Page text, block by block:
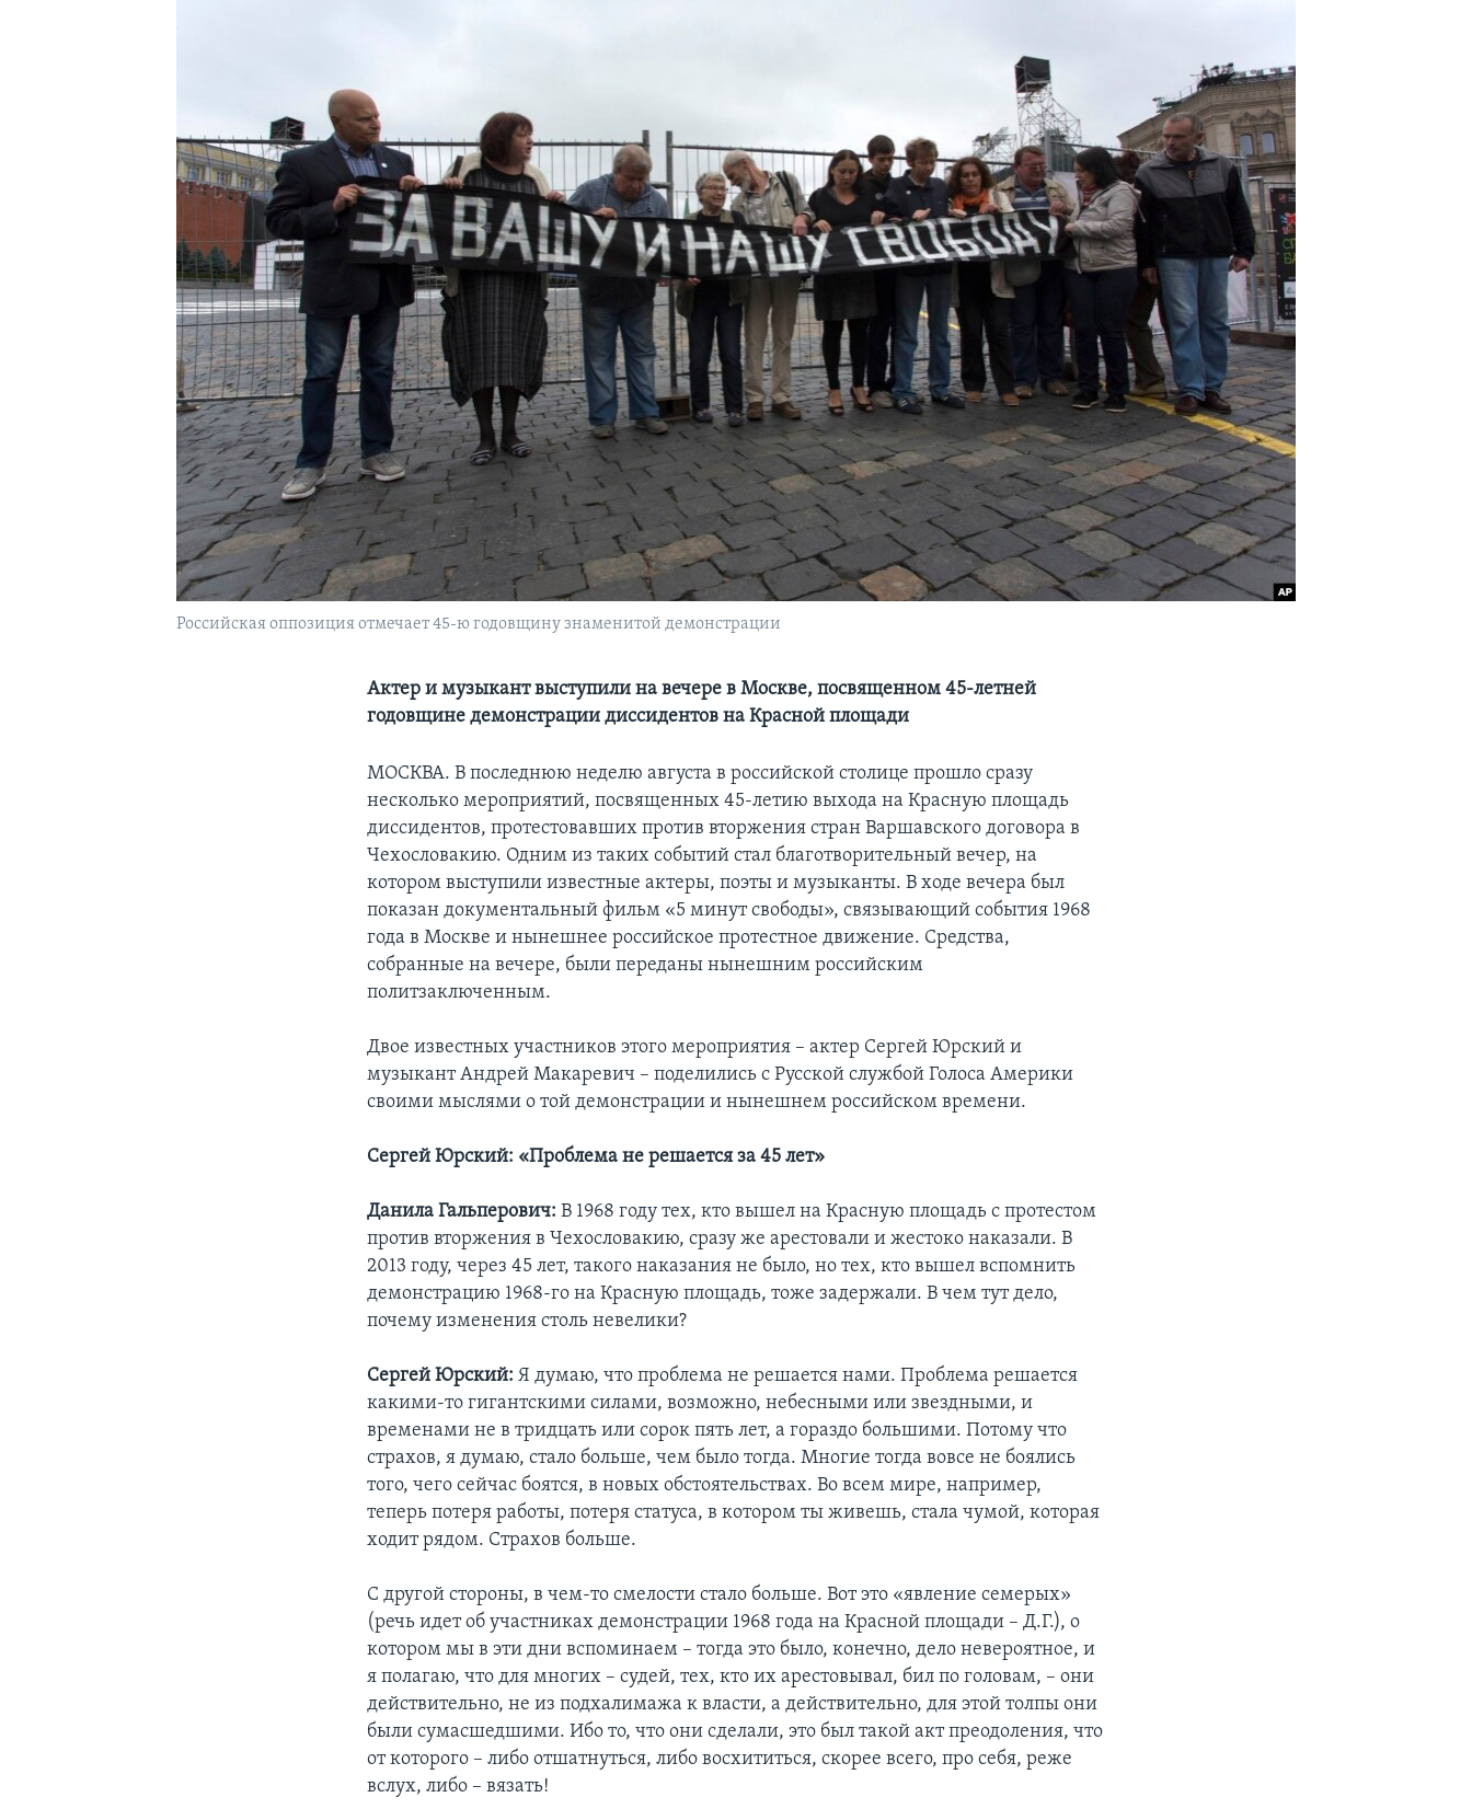
Российская оппозиция отмечает 45-ю годовщину знаменитой демонстрации
Актер и музыкант выступили на вечере в Москве, посвященном 45-летней
годовщине демонстрации диссидентов на Красной площади
МОСКВА. В последнюю неделю августа в российской столице прошло сразу
несколько мероприятий, посвященных 45-летию выхода на Красную площадь
диссидентов, протестовавших против вторжения стран Варшавского договора в
Чехословакию. Одним из таких событий стал благотворительный вечер, на
котором выступили известные актеры, поэты и музыканты. В ходе вечера был
показан документальный фильм «5 минут свободы», связывающий события 1968
года в Москве и нынешнее российское протестное движение. Средства,
собранные на вечере, были переданы нынешним российским
политзаключенным.
Двое известных участников этого мероприятия – актер Сергей Юрский и
музыкант Андрей Макаревич – поделились с Русской службой Голоса Америки
своими мыслями о той демонстрации и нынешнем российском времени.
Сергей Юрский: «Проблема не решается за 45 лет»
Данила Гальперович: В 1968 году тех, кто вышел на Красную площадь с протестом
против вторжения в Чехословакию, сразу же арестовали и жестоко наказали. В
2013 году, через 45 лет, такого наказания не было, но тех, кто вышел вспомнить
демонстрацию 1968-го на Красную площадь, тоже задержали. В чем тут дело,
почему изменения столь невелики?
Сергей Юрский: Я думаю, что проблема не решается нами. Проблема решается
какими-то гигантскими силами, возможно, небесными или звездными, и
временами не в тридцать или сорок пять лет, а гораздо большими. Потому что
страхов, я думаю, стало больше, чем было тогда. Многие тогда вовсе не боялись
того, чего сейчас боятся, в новых обстоятельствах. Во всем мире, например,
теперь потеря работы, потеря статуса, в котором ты живешь, стала чумой, которая
ходит рядом. Страхов больше.
С другой стороны, в чем-то смелости стало больше. Вот это «явление семерых»
(речь идет об участниках демонстрации 1968 года на Красной площади – Д.Г.), о
котором мы в эти дни вспоминаем – тогда это было, конечно, дело невероятное, и
я полагаю, что для многих – судей, тех, кто их арестовывал, бил по головам, – они
действительно, не из подхалимажа к власти, а действительно, для этой толпы они
были сумасшедшими. Ибо то, что они сделали, это был такой акт преодоления, что
от которого – либо отшатнуться, либо восхититься, скорее всего, про себя, реже
вслух, либо – вязать!